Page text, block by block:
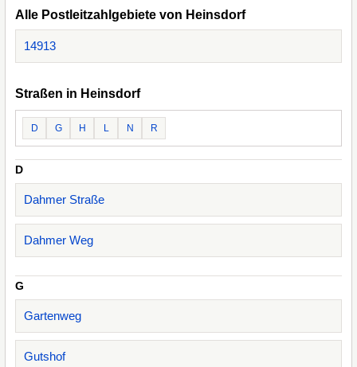
Alle Postleitzahlgebiete von Heinsdorf
14913
Straßen in Heinsdorf
D G H L N R
D
Dahmer Straße
Dahmer Weg
G
Gartenweg
Gutshof